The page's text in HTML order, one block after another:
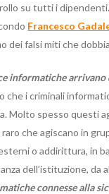
su tutti i
Francesco
dei falsi miti che
informatiche arrivano
che i criminali
Molto spesso questi
raro che agiscano in
o addirittura, in
dell’istituzione, da
connesse alla